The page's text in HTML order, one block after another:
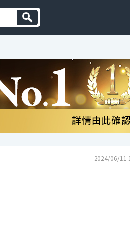
2024/06/11